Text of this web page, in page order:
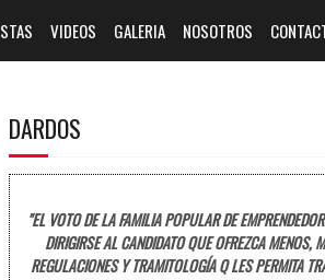
VIDEOS GALERIA NOSOTROS
DARDOS
"EL VOTO DE LA FAMILIA POPULAR DE
DIRIGIRSE AL CANDIDATO QUE OFREZCA MENOS,
REGULACIONES Y TRAMITOLOGÍA Q LES PERMITA